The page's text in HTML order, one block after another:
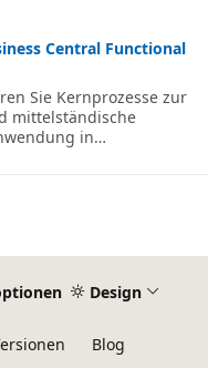
Central Functional
Sie Kernprozesse zur
mittelständische
in
zu
Design
Blog